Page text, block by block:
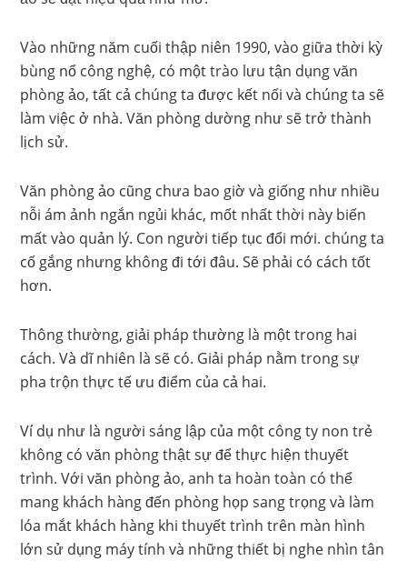
Vào những năm cuối thập niên 1990, vào giữa thời kỳ
bùng nổ công nghệ, có một trào lưu tận dụng văn
phòng ảo, tất cả chúng ta được kết nối và chúng ta sẽ
làm việc ở nhà. Văn phòng dường như sẽ trở thành
lịch sử.
Văn phòng ảo cũng chưa bao giờ và giống như nhiều
nỗi ám ảnh ngắn ngủi khác, mốt nhất thời này biến
mất vào quản lý. Con người tiếp tục đổi mới. chúng ta
cố gắng nhưng không đi tới đâu. Sẽ phải có cách tốt
hơn.
Thông thường, giải pháp thường là một trong hai
cách. Và dĩ nhiên là sẽ có. Giải pháp nằm trong sự
pha trộn thực tế ưu điểm của cả hai.
Ví dụ như là người sáng lập của một công ty non trẻ
không có văn phòng thật sự để thực hiện thuyết
trình. Với văn phòng ảo, anh ta hoàn toàn có thể
mang khách hàng đến phòng họp sang trọng và làm
lóa mắt khách hàng khi thuyết trình trên màn hình
lớn sử dụng máy tính và những thiết bị nghe nhìn tân